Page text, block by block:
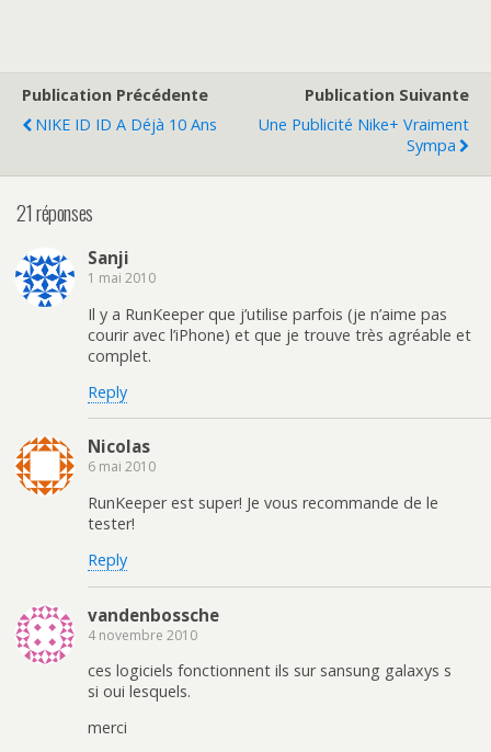
Publication Précédente
NIKE ID ID A Déjà 10 Ans
Publication Suivante
Une Publicité Nike+ Vraiment
Sympa
21 réponses
Sanji
1 mai 2010
Il y a RunKeeper que j’utilise parfois (je n’aime pas
courir avec l’iPhone) et que je trouve très agréable et
complet.
Reply
Nicolas
6 mai 2010
RunKeeper est super! Je vous recommande de le
tester!
Reply
vandenbossche
4 novembre 2010
ces logiciels fonctionnent ils sur sansung galaxys s
si oui lesquels.
merci